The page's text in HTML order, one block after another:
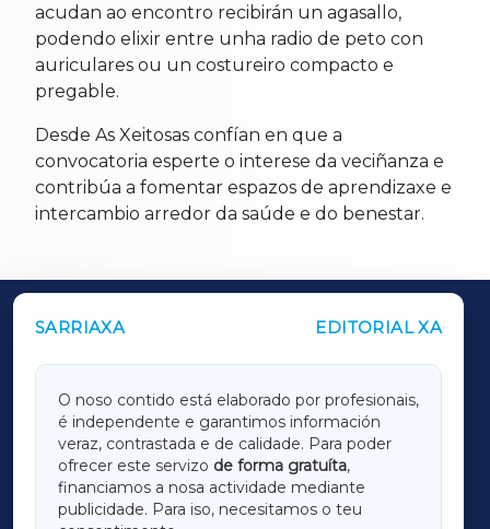
acudan ao encontro recibirán un agasallo,
podendo elixir entre unha radio de peto con
auriculares ou un costureiro compacto e
pregable.
Desde As Xeitosas confían en que a
convocatoria esperte o interese da veciñanza e
contribúa a fomentar espazos de aprendizaxe e
intercambio arredor da saúde e do benestar.
SARRIAXA EDITORIAL XA
O noso contido está elaborado por profesionais,
é independente e garantimos información
veraz, contrastada e de calidade. Para poder
ofrecer este servizo de forma gratuíta,
financiamos a nosa actividade mediante
publicidade. Para iso, necesitamos o teu
OUTROS PERIÓDICOS
LUGOXA
TERRACHAXA